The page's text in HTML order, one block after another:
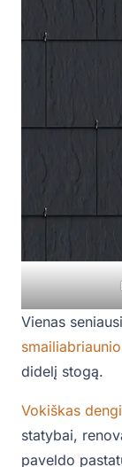
Vienas
didelį stogą.
Vokiškas
statybai,
paveldo